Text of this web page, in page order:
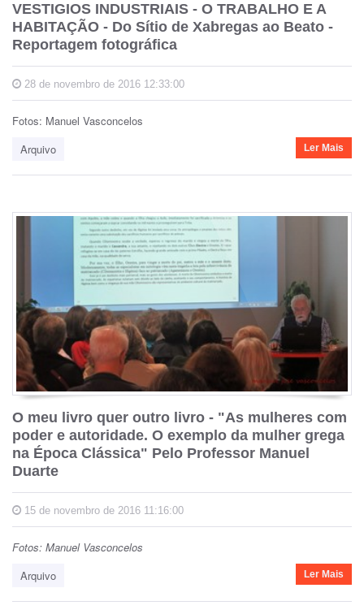
VESTIGIOS INDUSTRIAIS - O TRABALHO E A
HABITAÇÃO - Do Sítio de Xabregas ao Beato -
Reportagem fotográfica
28 de novembro de 2016 12:33:00
Fotos: Manuel Vasconcelos
Arquivo
Ler Mais
O meu livro quer outro livro - "As mulheres com
poder e autoridade. O exemplo da mulher grega
na Época Clássica" Pelo Professor Manuel
Duarte
15 de novembro de 2016 11:16:00
Fotos: Manuel Vasconcelos
Arquivo
Ler Mais